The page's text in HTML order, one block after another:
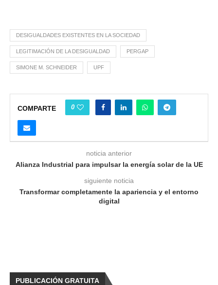
DESIGUALDADES EXISTENTES EN LA SOCIEDAD
LEGITIMACIÓN DE LA DESIGUALDAD PERGAP
SIMONE M. SCHNEIDER UPF
COMPARTE 0
noticia anterior
Alianza Industrial para impulsar la energía solar de la UE
siguiente noticia
Transformar completamente la apariencia y el entorno
digital
PUBLICACIÓN GRATUITA